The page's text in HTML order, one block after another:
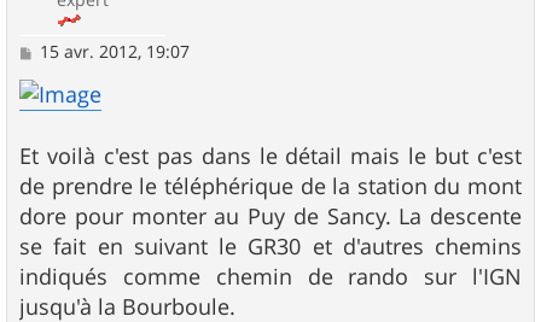
M
s
s
g
e
15 avr. 2012, 19:07
Et voilà c'est pas dans le détail mais le but c'est
de prendre le téléphérique de la station du mont
dore pour monter au Puy de Sancy. La descente
se fait en suivant le GR30 et d'autres chemins
indiqués comme chemin de rando sur l'IGN
jusqu'à la Bourboule.